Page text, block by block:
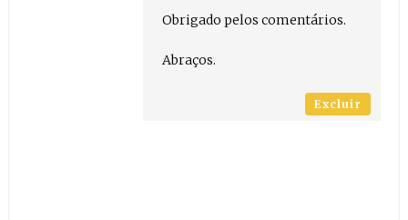
Obrigado pelos comentários.
Abraços.
Excluir